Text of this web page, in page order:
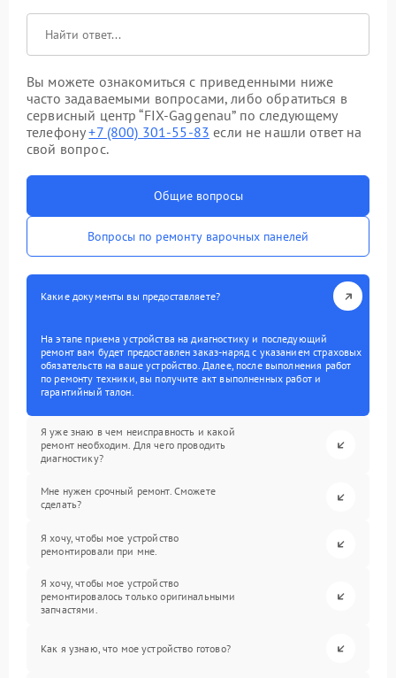
Вы можете ознакомиться с приведенными ниже
часто задаваемыми вопросами, либо обратиться в
сервисный центр “FIX-Gaggenau” по следующему
телефону+7 (800) 301-55-83 если не нашли ответ на
свой вопрос.
Общие вопросы
Вопросы по ремонту варочных панелей
Какие документы вы предоставляете?
На этапе приема устройства на диагностику и последующий
ремонт вам будет предоставлен заказ-наряд с указанием страховых
обязательств на ваше устройство. Далее, после выполнения работ
по ремонту техники, вы получите акт выполненных работ и
гарантийный талон.
Я уже знаю в чем неисправность и какой
ремонт необходим. Для чего проводить
диагностику?
Мне нужен срочный ремонт. Сможете
сделать?
Я хочу, чтобы мое устройство
ремонтировали при мне.
Я хочу, чтобы мое устройство
ремонтировалось только оригинальными
запчастями.
Как я узнаю, что мое устройство готово?